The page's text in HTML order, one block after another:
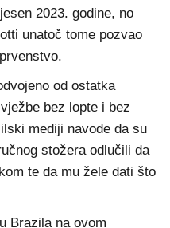
2023. godine, no
unatoč tome pozvao
od ostatka
bez lopte i bez
mediji navode da su
stožera odlučili da
te da mu žele dati što
Brazila na ovom